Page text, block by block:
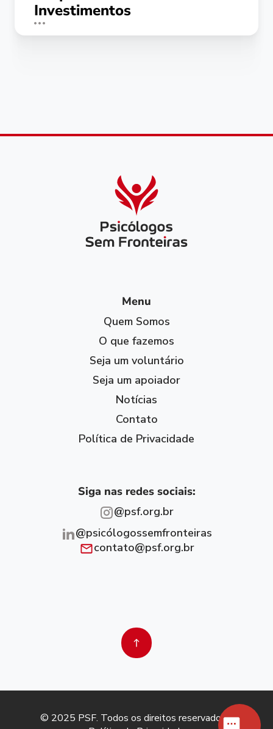
Investimentos
Menu
Quem Somos
O que fazemos
Seja um voluntário
Seja um apoiador
Notícias
Contato
Política de Privacidade
Siga nas redes sociais:
@psf.org.br
@psicólogossemfronteiras
contato@psf.org.br
© 2025 PSF. Todos os direitos reservados. |